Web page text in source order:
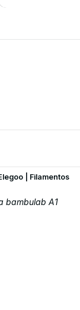
| Filamentos
bambulab A1